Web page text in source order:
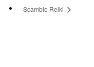
Scambio Reiki